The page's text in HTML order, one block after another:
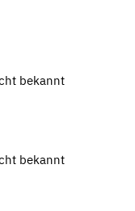
bekannt
bekannt